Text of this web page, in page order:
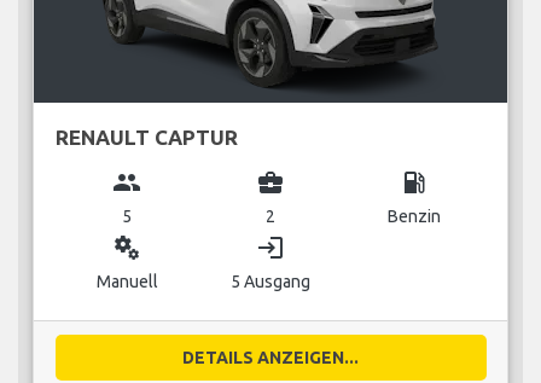
RENAULT CAPTUR
group
5
business_center
2
local_gas_station
Benzin
miscellaneous_services
Manuell
login
5 Ausgang
DETAILS ANZEIGEN...